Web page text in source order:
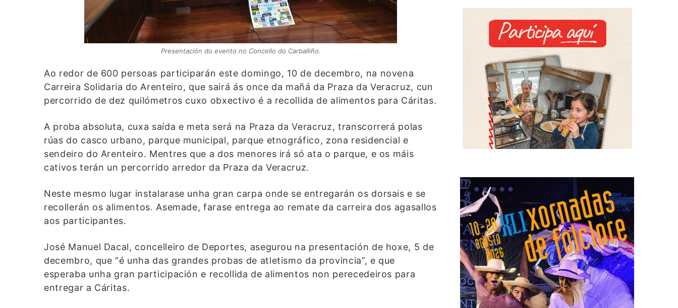
Presentación do evento no Concello do Carballiño.
Ao redor de 600 persoas participarán este domingo, 10 de decembro, na novena
Carreira Solidaria do Arenteiro, que sairá ás once da mañá da Praza da Veracruz, cun
percorrido de dez quilómetros cuxo obxectivo é a recollida de alimentos para Cáritas.
A proba absoluta, cuxa saída e meta será na Praza da Veracruz, transcorrerá polas
rúas do casco urbano, parque municipal, parque etnográfico, zona residencial e
sendeiro do Arenteiro. Mentres que a dos menores irá só ata o parque, e os máis
cativos terán un percorrido arredor da Praza da Veracruz.
Neste mesmo lugar instalarase unha gran carpa onde se entregarán os dorsais e se
recollerán os alimentos. Asemade, farase entrega ao remate da carreira dos agasallos
aos participantes.
José Manuel Dacal, concelleiro de Deportes, asegurou na presentación de hoxe, 5 de
decembro, que “é unha das grandes probas de atletismo da provincia”, e que
esperaba unha gran participación e recollida de alimentos non perecedeiros para
entregar a Cáritas.